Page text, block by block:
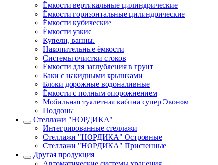
Ёмкости вертикальные цилиндрические
Ёмкости горизонтальные цилиндрические
Ёмкости кубические
Ёмкости узкие
Купели, ванны.
Накопительные ёмкости
Системы очистки стоков
Ёмкости для заглубления в грунт
Баки с накидными крышками
Блоки дорожные водоналивные
Ёмкости с полным опорожнением
Мобильная туалетная кабина супер Эконом
Поддоны
Стеллажи "НОРДИКА"
Интегрированные стеллажи
Стеллажи "НОРДИКА" Островные
Стеллажи "НОРДИКА" Пристенные
Другая продукция
Автоматические системы хранения